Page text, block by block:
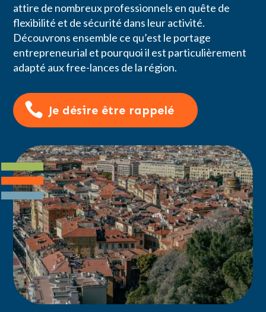
attire de nombreux professionnels en quête de
flexibilité et de sécurité dans leur activité.
Découvrons ensemble ce qu’est le portage
entrepreneurial et pourquoi il est particulièrement
adapté aux free-lances de la région.
Je désire être rappelé